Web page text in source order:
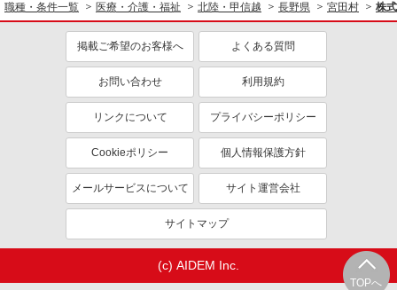
TOPへ
職種・条件一覧 医療・介護・福祉 北陸・甲信越 長野県 宮田村 株
掲載ご希望のお客様へ よくある質問
お問い合わせ 利用規約
リンクについて プライバシーポリシー
Cookieポリシー 個人情報保護方針
メールサービスについて サイト運営会社
サイトマップ
(c) AIDEM Inc.